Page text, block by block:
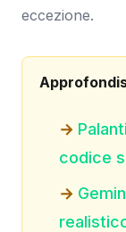
eccezione.
codice